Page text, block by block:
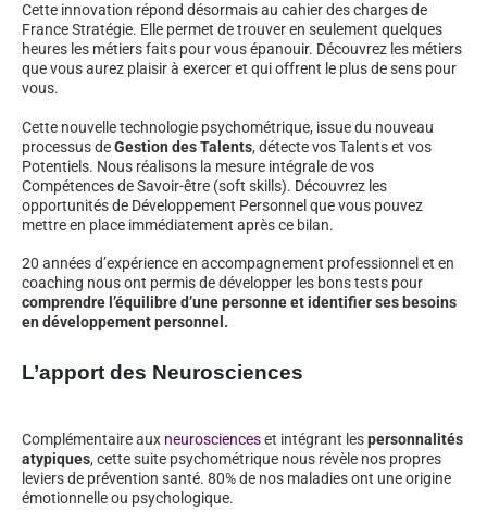
Cette innovation répond désormais au cahier des charges de
France Stratégie. Elle permet de trouver en seulement quelques
heures les métiers faits pour vous épanouir. Découvrez les métiers
que vous aurez plaisir à exercer et qui offrent le plus de sens pour
vous.
Cette nouvelle technologie psychométrique, issue du nouveau
processus deGestion des Talents, détecte vos Talents et vos
Potentiels. Nous réalisons la mesure intégrale de vos
Compétences de Savoir-être (soft skills). Découvrez les
opportunités de Développement Personnel que vous pouvez
mettre en place immédiatement après ce bilan.
20 années d’expérience en accompagnement professionnel et en
coaching nous ont permis de développer les bons tests pour
comprendre l’équilibre d’une personne et identifier ses besoins
en développement personnel.
L’apport des Neurosciences
Complémentaire aux neuroscienceset intégrant lespersonnalités
atypiques, cette suite psychométrique nous révèle nos propres
leviers de prévention santé. 80% de nos maladies ont une origine
émotionnelle ou psychologique.